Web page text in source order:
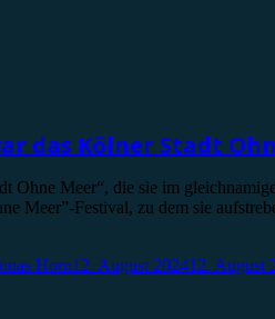
das Kölner Stadt
Ohne Meer“, die sie im
Meer”-Festival, zu dem sie
Horn12. August 202412. August